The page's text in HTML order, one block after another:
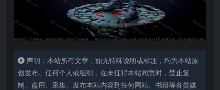
声明：本站所有文章，如无特殊说明或标注，均为本站原
创发布。任何个人或组织，在未征得本站同意时，禁止复
制、盗用、采集、发布本站内容到任何网站、书籍等各类媒